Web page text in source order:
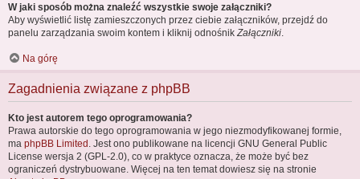
W jaki sposób można znaleźć wszystkie swoje załączniki?
Aby wyświetlić listę zamieszczonych przez ciebie załączników, przejdź do
panelu zarządzania swoim kontem i kliknij odnośnik Załączniki
Na górę
Zagadnienia związane z phpBB
Kto jest autorem tego oprogramowania?
Prawa autorskie do tego oprogramowania w jego niezmodyfikowanej formie,
ma phpBB Limited . Jest ono publikowane na licencji GNU General Public
License wersja 2 (GPL-2.0), co w praktyce oznacza, że może być bez
ograniczeń dystrybuowane. Więcej na ten temat dowiesz się na stronie